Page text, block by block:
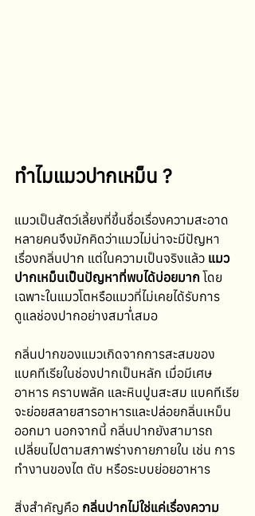
ทำไมแมวปากเหม็น ?
แมวเป็นสัตว์เลี้ยงที่ขึ้นชื่อเรื่องความสะอาด
หลายคนจึงมักคิดว่าแมวไม่น่าจะมีปัญหา
เรื่องกลิ่นปาก แต่ในความเป็นจริงแล้ว แมว
ปากเหม็นเป็นปัญหาที่พบได้บ่อยมาก โดย
เฉพาะในแมวโตหรือแมวที่ไม่เคยได้รับการ
ดูแลช่องปากอย่างสม่ำเสมอ
กลิ่นปากของแมวเกิดจากการสะสมของ
แบคทีเรียในช่องปากเป็นหลัก เมื่อมีเศษ
อาหาร คราบพลัค และหินปูนสะสม แบคทีเรีย
จะย่อยสลายสารอาหารและปล่อยกลิ่นเหม็น
ออกมา นอกจากนี้ กลิ่นปากยังสามารถ
เปลี่ยนไปตามสภาพร่างกายภายใน เช่น การ
ทำงานของไต ตับ หรือระบบย่อยอาหาร
สิ่งสำคัญคือ กลิ่นปากไม่ใช่แค่เรื่องความ